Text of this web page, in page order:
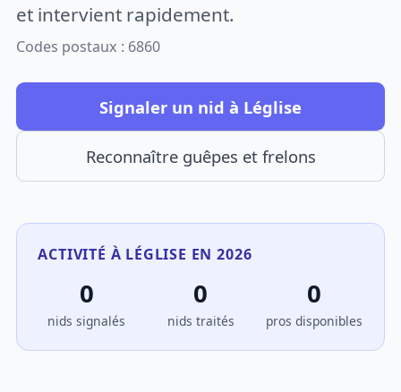
et intervient rapidement.
Codes postaux : 6860
Signaler un nid à Léglise
Reconnaître guêpes et frelons
ACTIVITÉ À LÉGLISE EN 2026
0
nids signalés
0
nids traités
0
pros disponibles